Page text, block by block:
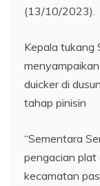
(13/10/2023).
Kepala tukang
duicker di
tahap pinisin
“Sementara
pengacian plat
kecamatan